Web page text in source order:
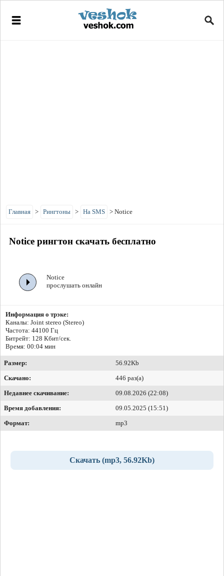
Главная > Рингтоны > На SMS > Notice
Notice рингтон скачать бесплатно
Notice
прослушать онлайн
Информация о трэке:
Каналы: Joint stereo (Stereo)
Частота: 44100 Гц
Битрейт: 128 Кбит/сек.
Время: 00:04 мин
Размер:
56.92Kb
Скачано:
446 раз(а)
Недавнее скачивание:
09.08.2026 (22:08)
Время добавления:
09.05.2025 (15:51)
Формат:
mp3
Скачать (mp3, 56.92Kb)